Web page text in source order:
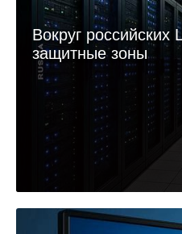
Вокруг
защитные зоны